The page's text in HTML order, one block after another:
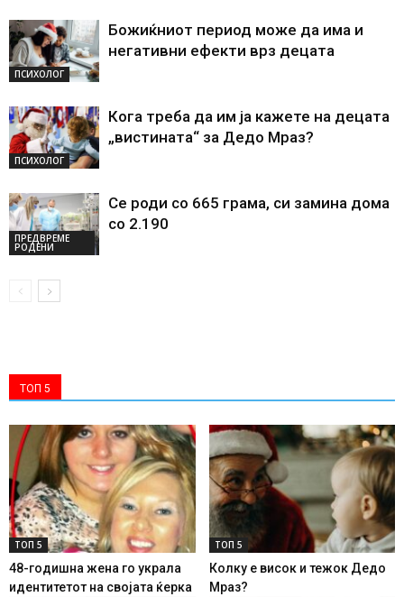
ПСИХОЛОГ
Божиќниот период може да има и
негативни ефекти врз децата
ПСИХОЛОГ
Кога треба да им ја кажете на децата
„вистината“ за Дедо Мраз?
ПРЕДВРЕМЕ
РОДЕНИ
Се роди со 665 грама, си замина дома
со 2.190
ТОП 5
ТОП 5
48-годишна жена го украла
идентитетот на својата ќерка
ТОП 5
Колку е висок и тежок Дедо
Мраз?